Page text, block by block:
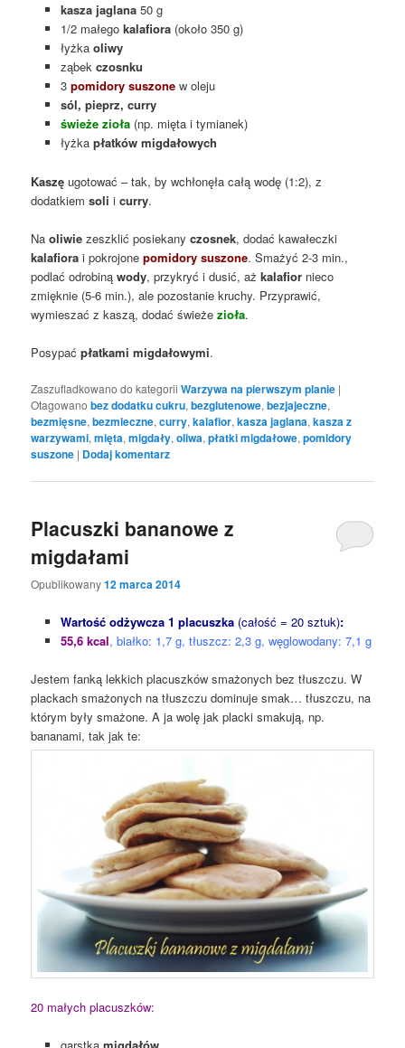
kasza jaglana50 g
1/2 małego kalafiora(około 350 g)
łyżka oliwy
ząbek czosnku
3 pomidory suszonew oleju
sól, pieprz, curry
świeże zioła(np. mięta i tymianek)
łyżka płatków migdałowych
Kaszę ugotować – tak, by wchłonęła całą wodę (1:2), z
dodatkiemsoli icurry.
Naoliwie zeszklić posiekanyczosnek, dodać kawałeczki
kalafiora i pokrojonepomidory suszone. Smażyć 2-3 min.,
podlać odrobinąwody, przykryć i dusić, ażkalafior nieco
zmięknie (5-6 min.), ale pozostanie kruchy. Przyprawić,
wymieszać z kaszą, dodać świeżezioła.
Posypaćpłatkami migdałowymi.
Zaszufladkowano do kategorii Warzywa na pierwszym planie |
Otagowano bez dodatku cukru,bezglutenowe,bezjajeczne,
bezmięsne,bezmleczne,curry,kalafior,kasza jaglana,kasza z
warzywami,mięta,migdały,oliwa,płatki migdałowe,pomidory
suszone | Dodaj komentarz
Placuszki bananowe z
migdałami
Opublikowany12 marca 2014
Wartość odżywcza 1 placuszka(całość = 20 sztuk):
55,6 kcal, białko: 1,7 g, tłuszcz: 2,3 g, węglowodany: 7,1 g
Jestem fanką lekkich placuszków smażonych bez tłuszczu. W
plackach smażonych na tłuszczu dominuje smak… tłuszczu, na
którym były smażone. A ja wolę jak placki smakują, np.
bananami, tak jak te:
20 małych placuszków: